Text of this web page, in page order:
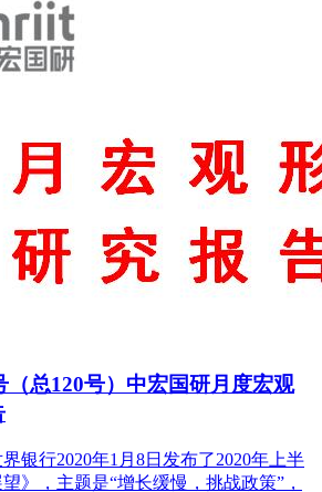
（总120号）中宏国研月度宏观
银行2020年1月8日发布了2020年上半
》，主题是“增长缓慢，挑战政策”，